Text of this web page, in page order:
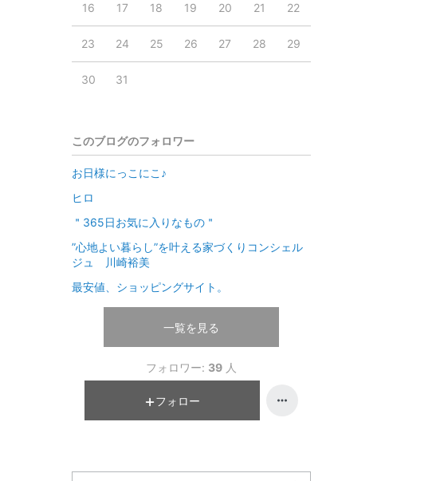
16 17 18 19 20 21 22
23 24 25 26 27 28 29
30 31
このブログのフォロワー
お日様にっこにこ♪
ヒロ
＂365日お気に入りなもの＂
”心地よい暮らし”を叶える家づくりコンシェル
ジュ 川崎裕美
最安値、ショッピングサイト。
一覧を見る
フォロワー: 39 人
フォロー